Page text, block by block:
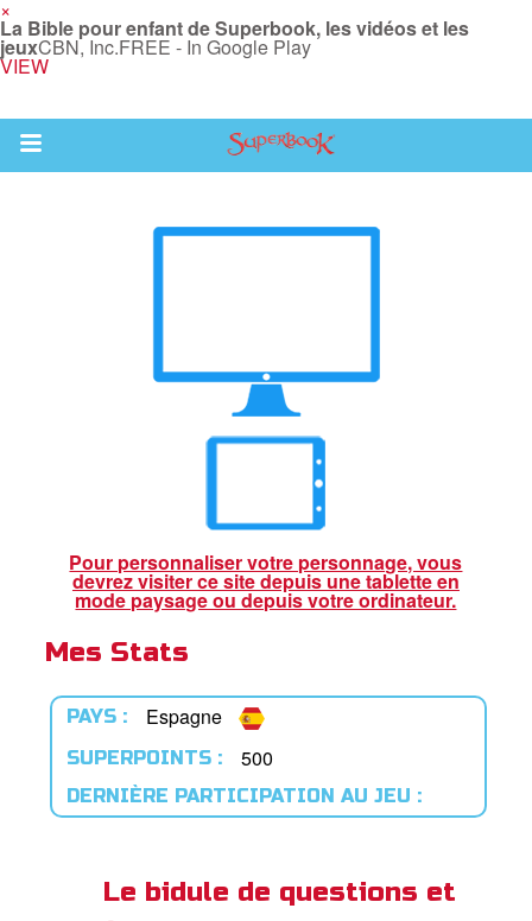
×
La Bible pour enfant de Superbook, les vidéos et les
jeuxCBN, Inc.FREE - In Google Play
VIEW
Return to Content
Bible App
de langue
Pour personnaliser votre personnage, vous
devrez visiter ce site depuis une tablette en
mode paysage ou depuis votre ordinateur.
Mes Stats
PAYS : Espagne
SUPERPOINTS : 500
DERNIÈRE PARTICIPATION AU JEU :
Le bidule de questions et